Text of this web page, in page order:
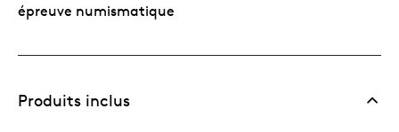
épreuve numismatique
Produits inclus